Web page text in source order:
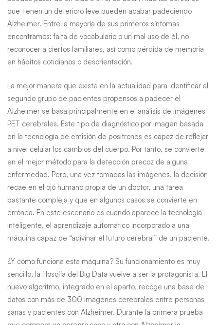
que tienen un deterioro leve pueden acabar padeciendo
Alzheimer. Entre la mayoría de sus primeros síntomas
encontramos: falta de vocabulario o un mal uso de él, no
reconocer a ciertos familiares, así como pérdida de memoria
en hábitos cotidianos o desorientación.
La mejor manera que existe en la actualidad para identificar al
segundo grupo de pacientes propensos a padecer el
Alzheimer se basa principalmente en el análisis de imágenes
PET cerebrales. Este tipo de diagnóstico por imagen basada
en la tecnología de emisión de positrones es capaz de reflejar
a nivel celular los cambios del cuerpo. Por tanto, se convierte
en el mejor método para la detección precoz de alguna
enfermedad. Pero, una vez tomadas las imágenes, la decisión
recae en el ojo humano propia de un doctor, una tarea
bastante compleja y que en algunos casos se convierte en
errónea. En este escenario es cuando aparece la tecnología
inteligente, el aprendizaje automático incorporado a una
máquina capaz de “adivinar el futuro cerebral” de un paciente.
¿Y cómo funciona esta máquina? Su funcionamiento es muy
sencillo, la filosofía del Big Data vuelve a ser la protagonista. El
nuevo algoritmo, integrado en el aparto, recoge una base de
datos con más de 300 imágenes cerebrales entre personas
sanas y pacientes con Alzheimer. Durante la primera prueba